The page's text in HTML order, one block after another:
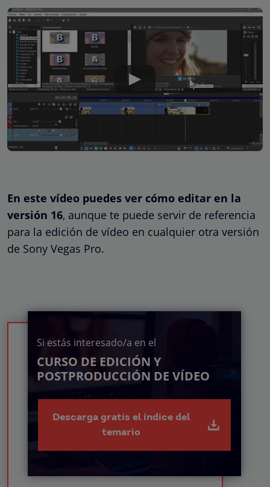
En este vídeo puedes ver cómo editar en la
versión 16, aunque te puede servir de referencia
para la edición de vídeo en cualquier otra versión
de Sony Vegas Pro.
Si estás interesado/a en el
CURSO DE EDICIÓN Y
POSTPRODUCCIÓN DE VÍDEO
Descarga gratis el índice del
temario